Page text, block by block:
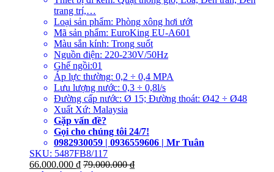
trang trí,…
Loại sản phẩm: Phòng xông hơi ướt
Mã sản phẩm: EuroKing EU-A601
Màu sắn kính: Trong suốt
Nguồn điện: 220-230V/50Hz
Ghế ngồi:01
Áp lực thường: 0,2 ÷ 0,4 MPA
Lưu lượng nước: 0,3 ÷ 0,8l/s
Đường cấp nước: Ø 15; Đường thoát: Ø42 ÷ Ø48
Xuất Xứ: Malaysia
Gặp vấn đề?
Gọi cho chúng tôi 24/7!
0982930059 | 0936559606 | Mr Tuân
SKU: 5487FB8/117
66.000.000 ₫ 79.000.000₫